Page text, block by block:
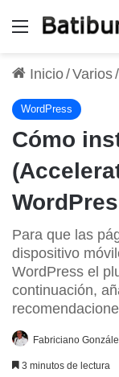
Menú
Inicio/Varios/
WordPress
Cómo
Para que las
dispositivo
WordPress el
continuación,
Fabriciano
3 minutos de lectura